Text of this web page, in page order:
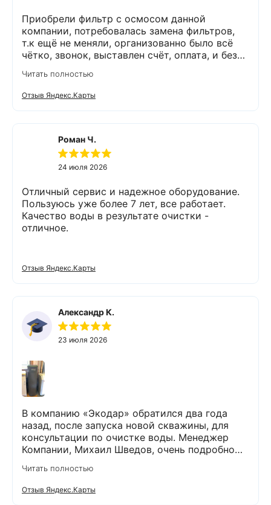
Приобрели фильтр с осмосом данной
компании, потребовалась замена фильтров,
т.к ещё не меняли, организованно было всё
чётко, звонок, выставлен счёт, оплата, и без
выполнено (всё чётко без шума и пыли),
приятно работать с грамотными,
обязательными людьми. Спасибо
Читать полностью
Отзыв Яндекс.Карты
Роман Ч.
24 июля 2026
Отличный сервис и надежное оборудование.
Пользуюсь уже более 7 лет, все работает.
Качество воды в результате очистки -
отличное.
Отзыв Яндекс.Карты
Александр К.
23 июля 2026
В компанию «Экодар» обратился два года
назад, после запуска новой скважины, для
консультации по очистке воды. Менеджер
Компании, Михаил Шведов, очень подробно
подобрать оптимальный вариант, пригласил в
офис для заключения договора. Оборудование
«Экодар компакт», которое я поставил,
Читать полностью
Отзыв Яндекс.Карты